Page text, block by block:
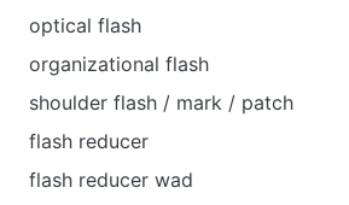
optical flash
organizational flash
shoulder flash / mark / patch
flash reducer
flash reducer wad